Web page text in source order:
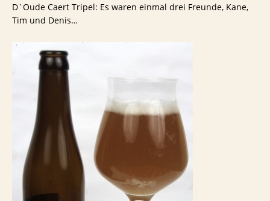
D`Oude Caert Tripel: Es waren einmal drei Freunde, Kane,
Tim und Denis…